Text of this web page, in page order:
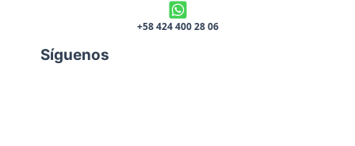
+58 424 400 28 06
Síguenos